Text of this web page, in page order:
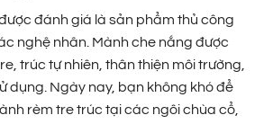
đánh giá là sản phẩm thủ công
nghệ nhân. Mành che nắng được
trúc tự nhiên, thân thiện môi trường,
dụng. Ngày nay, bạn không khó để
rèm tre trúc tại các ngôi chùa cổ,